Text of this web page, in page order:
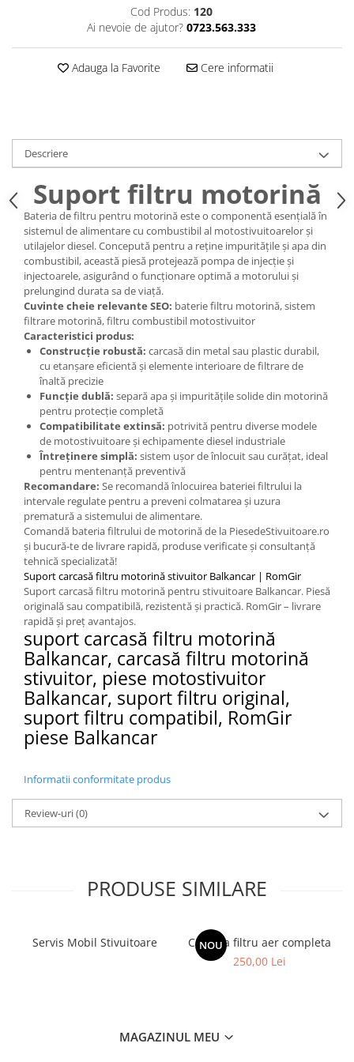
Cilindrii Directie
Piese Directie Stivuitoare
Bujii Motostivuitoare
Contact Pornire
Electromotoare Stivuitor
Lampi Faruri si Proiectoare
Piese Electrice Motostivuitor
Sistem Franare
Cilindrii Frana
Frana de Mana
Piese Frane Stivuitor
Pistoane Frana
Placute de Frana
Pompe Frana
Saboti Frana
Tamburi Frana
Sistem Hidraulic
Distribuitoare Hidraulice
Pompe Hidraulice
Sistem Hidraulic Motostivuitor
Sistem Racire
Piese Racire
Pompe Apa
Radiatoare Racire
Termostate Răcire
Ventilatoare Răcire
Intretinere Balkancar
Acumulatori / Baterii
Baterii 12 Volti
Filtre
Filtre Aer
Filtre Hidraulice
Filtre Transmisie
Filtre Ulei Motor
Cod Produs: 120
Ai nevoie de ajutor? 0723.563.333
Adauga la Favorite Cere informatii
Descriere
Suport filtru motorină
Bateria de filtru pentru motorină este o componentă esențială în
sistemul de alimentare cu combustibil al motostivuitoarelor și
utilajelor diesel. Concepută pentru a reține impuritățile și apa din
combustibil, această piesă protejează pompa de injecție și
injectoarele, asigurând o funcționare optimă a motorului și
prelungind durata sa de viață.
Cuvinte cheie relevante SEO: baterie filtru motorină, sistem
filtrare motorină, filtru combustibil motostivuitor
Caracteristici produs:
Construcție robustă: carcasă din metal sau plastic durabil,
cu etanșare eficientă și elemente interioare de filtrare de
înaltă precizie
Funcție dublă: separă apa și impuritățile solide din motorină
pentru protecție completă
Compatibilitate extinsă: potrivită pentru diverse modele
de motostivuitoare și echipamente diesel industriale
Întreținere simplă: sistem ușor de înlocuit sau curățat, ideal
pentru mentenanță preventivă
Recomandare: Se recomandă înlocuirea bateriei filtrului la
intervale regulate pentru a preveni colmatarea și uzura
prematură a sistemului de alimentare.
Comandă bateria filtrului de motorină de la PiesedeStivuitoare.ro
și bucură-te de livrare rapidă, produse verificate și consultanță
tehnică specializată!
Suport carcasă filtru motorină stivuitor Balkancar | RomGir
Suport carcasă filtru motorină pentru stivuitoare Balkancar. Piesă
originală sau compatibilă, rezistentă și practică. RomGir – livrare
rapidă și preț avantajos.
suport carcasă filtru motorină
Balkancar, carcasă filtru motorină
stivuitor, piese motostivuitor
Balkancar, suport filtru original,
suport filtru compatibil, RomGir
piese Balkancar
Informatii conformitate produs
Review-uri(0)
PRODUSE SIMILARE
Servis Mobil Stivuitoare NOU
Carcasa filtru aer completa
250,00 Lei
MAGAZINUL MEU